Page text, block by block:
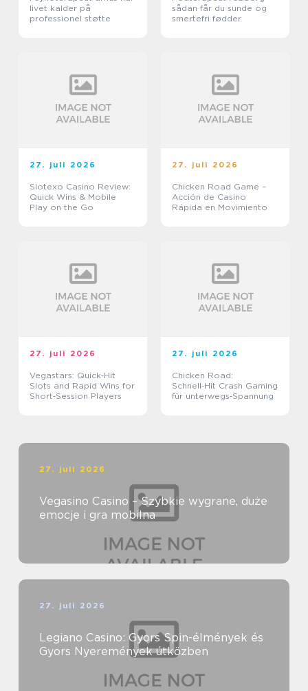
livet kalder på
professionel støtte
sådan får du sunde og
smertefri fødder
27. juli 2026
Slotexo Casino Review:
Quick Wins & Mobile
Play on the Go
27. juli 2026
Chicken Road Game –
Acción de Casino
Rápida en Movimiento
27. juli 2026
Vegastars: Quick‑Hit
Slots and Rapid Wins for
Short‑Session Players
27. juli 2026
Chicken Road:
Schnell‑Hit Crash Gaming
für unterwegs‑Spannung
27. juli 2026
Vegasino Casino – Szybkie wygrane, duże
emocje i gra mobilna
27. juli 2026
Legiano Casino: Gyors Spin-élmények és
Gyors Nyeremények útközben